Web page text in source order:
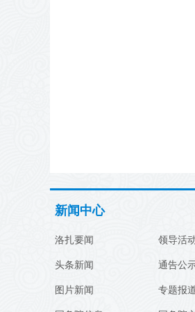
新闻中心
洛扎要闻
头条新闻
图片新闻
领导活
通告公
专题报